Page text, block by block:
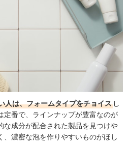
人は、フォームタイプをチョイス し
定番で、ラインナップが豊富なのが
な成分が配合された製品を見つけや
、濃密な泡を作りやすいものがほし